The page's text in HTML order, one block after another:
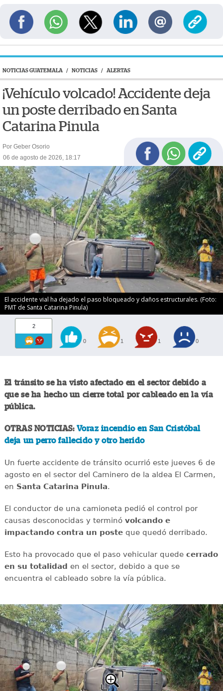
NOTICIAS GUATEMALA / NOTICIAS / ALERTAS
¡Vehículo volcado! Accidente deja
un poste derribado en Santa
Catarina Pinula
Por Geber Osorio
06 de agosto de 2026, 18:17
El accidente vial ha dejado el paso bloqueado y daños estructurales. (Foto:
PMT de Santa Catarina Pinula)
2
0 1 1 0
El tránsito se ha visto afectado en el sector debido a
que se ha hecho un cierre total por cableado en la vía
pública.
OTRAS NOTICIAS: Voraz incendio en San Cristóbal
deja un perro fallecido y otro herido
Un fuerte accidente de tránsito ocurrió este jueves 6 de
agosto en el sector del Caminero de la aldea El Carmen,
en Santa Catarina Pinula.
El conductor de una camioneta pedió el control por
causas desconocidas y terminó volcando e
impactando contra un posteque quedó derribado.
Esto ha provocado que el paso vehicular quede cerrado
en su totalidad en el sector, debido a que se
encuentra el cableado sobre la vía pública.